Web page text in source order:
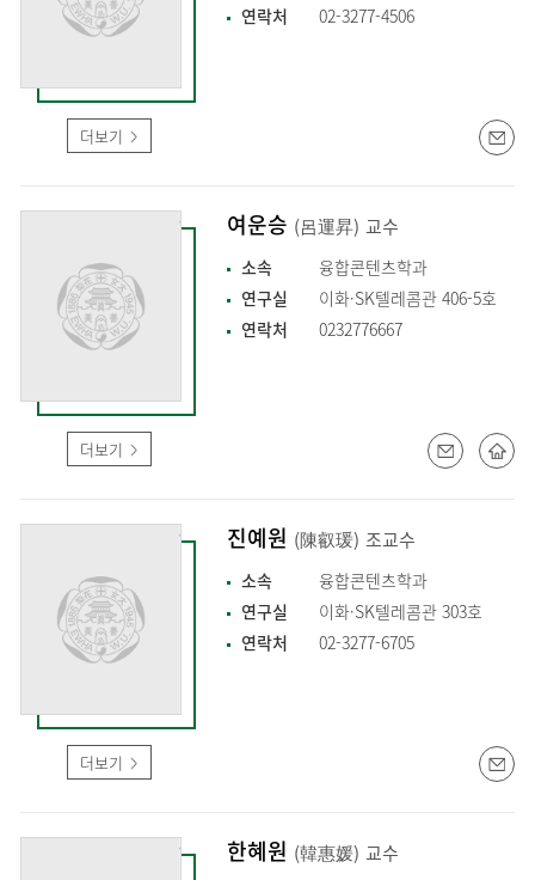
더보기
연락처
02-3277-4506
더보기
여운승 (呂運昇) 교수
소속
융합콘텐츠학과
연구실
이화·SK텔레콤관 406-5호
연락처
0232776667
더보기
진예원 (陳叡瑗) 조교수
소속
융합콘텐츠학과
연구실
이화·SK텔레콤관 303호
연락처
02-3277-6705
한혜원 (韓惠媛) 교수